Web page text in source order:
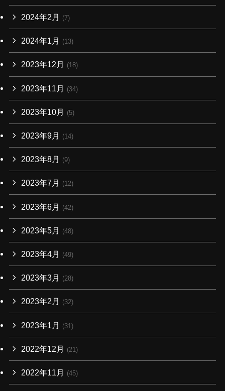
2024年2月 (7)
2024年1月 (13)
2023年12月 (18)
2023年11月 (34)
2023年10月 (5)
2023年9月 (14)
2023年8月 (9)
2023年7月 (12)
2023年6月 (42)
2023年5月 (48)
2023年4月 (49)
2023年3月 (28)
2023年2月 (32)
2023年1月 (31)
2022年12月 (21)
2022年11月 (45)